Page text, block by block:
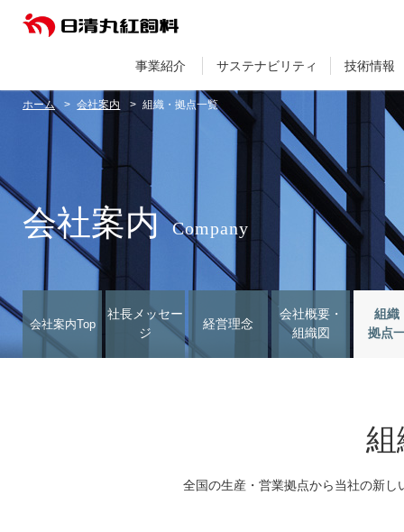
事業紹介 サステナビリティ 技術情報
ホーム 会社案内 組織・拠点一覧
会社案内 Company
会社案内Top
社長メッセー
ジ
経営理念
会社概要・
組織図
組織
拠点
組
全国の生産・営業拠点から当社の新